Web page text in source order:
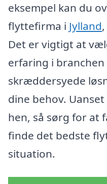
eksempel kan du
flyttefirma i Jylland
Det er vigtigt at
erfaring i
skræddersyede
dine behov.
hen, så sørg for at
finde det bedste
situation.